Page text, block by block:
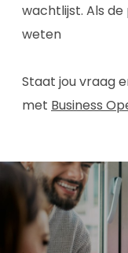
wachtlijst. Als
weten
Staat jou vraag
met Business